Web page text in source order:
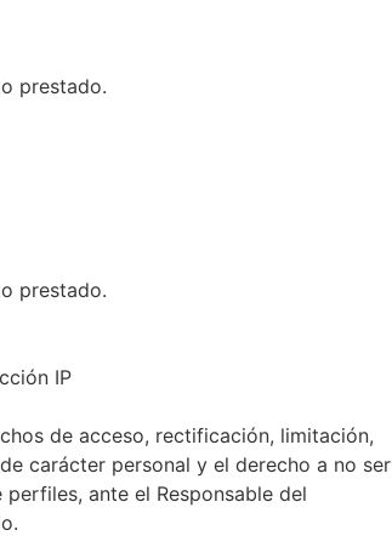
prestado.
prestado.
IP
de acceso, rectificación, limitación,
carácter personal y el derecho a no ser
ante el Responsable del